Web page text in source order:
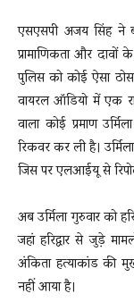
एसएसपी अजय सिंह ने
प्रामाणिकता और
पुलिस को कोई ऐसा
वायरल ऑडियो में एक
वाला कोई प्रमाण
रिकवर कर ली है।
जिस पर एलआईयू से
अब उर्मिला गुरुवार को
जहां हरिद्वार से जुड़े
अंकिता हत्याकांड की
नहीं आया है।